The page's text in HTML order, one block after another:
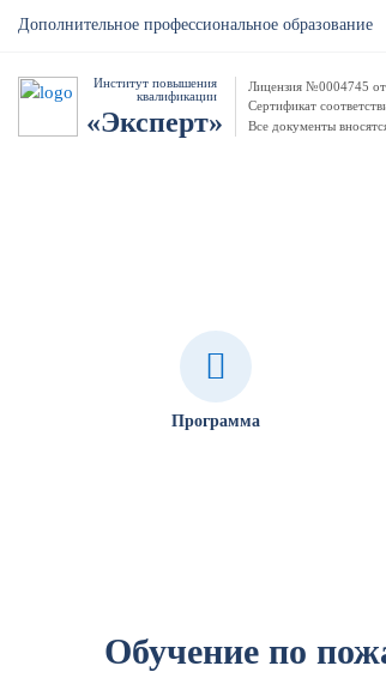
Дополнительное профессиональное образование
Институт повышения
квалификации
«Эксперт»
Лицензия №0004745
Сертификат
Все документы
Программа
Обучение по